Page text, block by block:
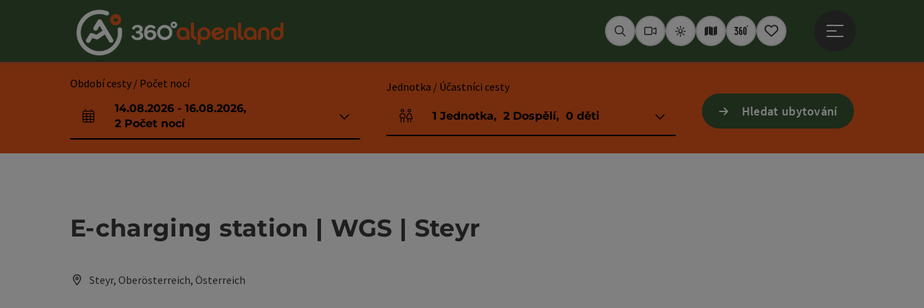
Accesskey
Accesskey
[1]
Začátek stránkyAccesskey
[2]
Accesskey
[3]
Accesskey
Accesskey
[5]
Pokyny k používání webové stránky
Úvodní stranaAccesskey
[7]
HledatWebkamery
PočasíInteraktivní mapa
360° panoramata
Poznámkový blok
Období cesty / Počet nocí
Pole příjezdu a odjezdu
14.08.2026 - 16.08.2026,
2 Počet nocí
Jednotka / Účastníci cesty
Počet jednotek a polí pro osoby
1 Jednotka, 2 Dospělí, 0 děti Hledat ubytování
E-charging station | WGS | Steyr
Steyr, Oberösterreich, Österreich